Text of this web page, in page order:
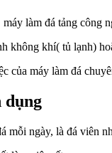
làm đá tảng công
không khí( tủ lạnh)
của máy làm đá
dụng
mỗi ngày, là đá viên